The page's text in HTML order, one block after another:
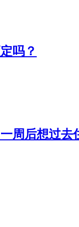
吗？
周后想过去